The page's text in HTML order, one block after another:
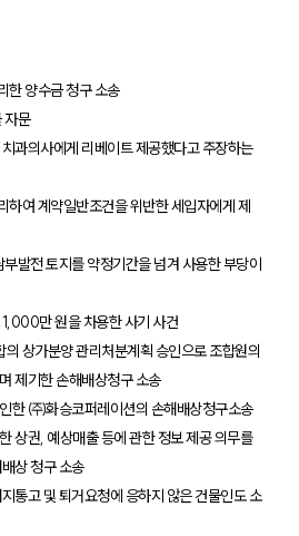
식/자료
언론보도
공지사항
법률서식
터/브로슈어
세미나
률상담예약
법률상담예약
한 양수금 청구 소송
자문
과의사에게 리베이트 제공했다고 주장하는
하여 계약일반조건을 위반한 세입자에게 제
발전 토지를 약정기간을 넘겨 사용한 부당이
만 원을 차용한 사기 사건
상가분양 관리처분계획 승인으로 조합원의
제기한 손해배상청구 소송
한 ㈜화승코퍼레이션의 손해배상청구소송
상권, 예상매출 등에 관한 정보 제공 의무를
상 청구 소송
통고 및 퇴거요청에 응하지 않은 건물인도 소